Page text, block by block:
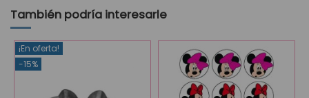
También podría interesarle
¡En oferta!
-15%